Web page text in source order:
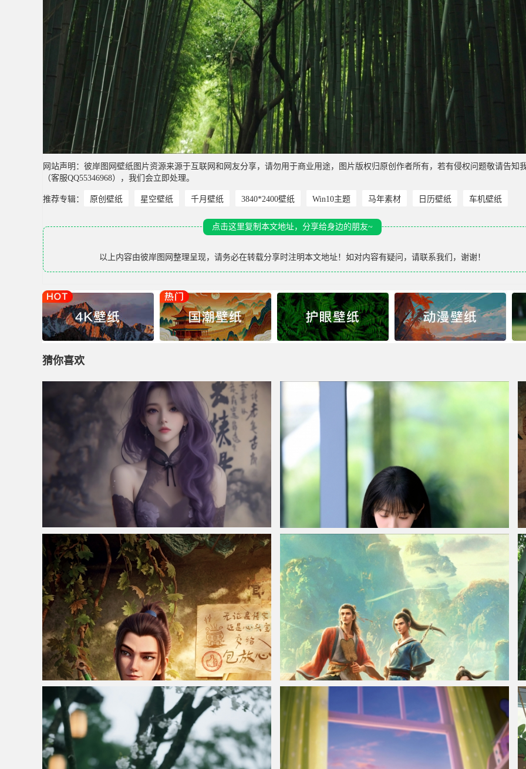
网站声明：彼岸图网壁纸图片资源来源于互联网和网友分享，请勿用于商业用途，图片版权归原创作者所有，若有侵权问题敬请告知
（客服QQ55346968），我们会立即处理。
推荐专辑： 原创壁纸 星空壁纸 千月壁纸 3840*2400壁纸 Win10主题 马年素材 日历壁纸 车机壁纸
点击这里复制本文地址，分享给身边的朋友~
以上内容由彼岸图网 整理呈现，请务必在转载分享时注明本文地址！如对内容有疑问，请联系我们，谢谢！
猜你喜欢
仙侠凌仙 紫色长卷发美女 古风古典 4K壁纸 校园清纯美女田曦薇4K高清手机壁纸全屏
八仙吕洞宾4K超清无水印手机壁纸 电影《八仙》4K高清手机壁纸全屏